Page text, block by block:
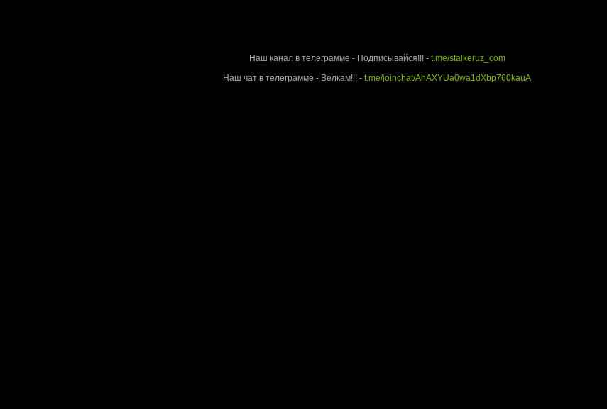
StalkerUz.com - Территория Сталкера
Наш канал в телеграмме - Подписывайся!!! - t.me/stalkeruz_com
Наш чат в телеграмме - Велкам!!! - t.me/joinchat/AhAXYUa0wa1dXbp760kauA